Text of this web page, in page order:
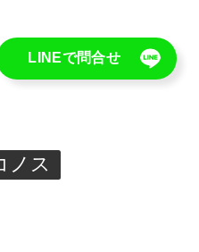
LINEで問合せ
ノス